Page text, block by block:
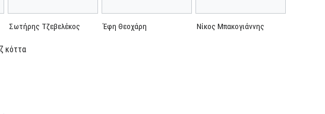
Σωτήρης Τζεβελέκος Έφη Θεοχάρη Νίκος Μπακογιάννης
κόττα